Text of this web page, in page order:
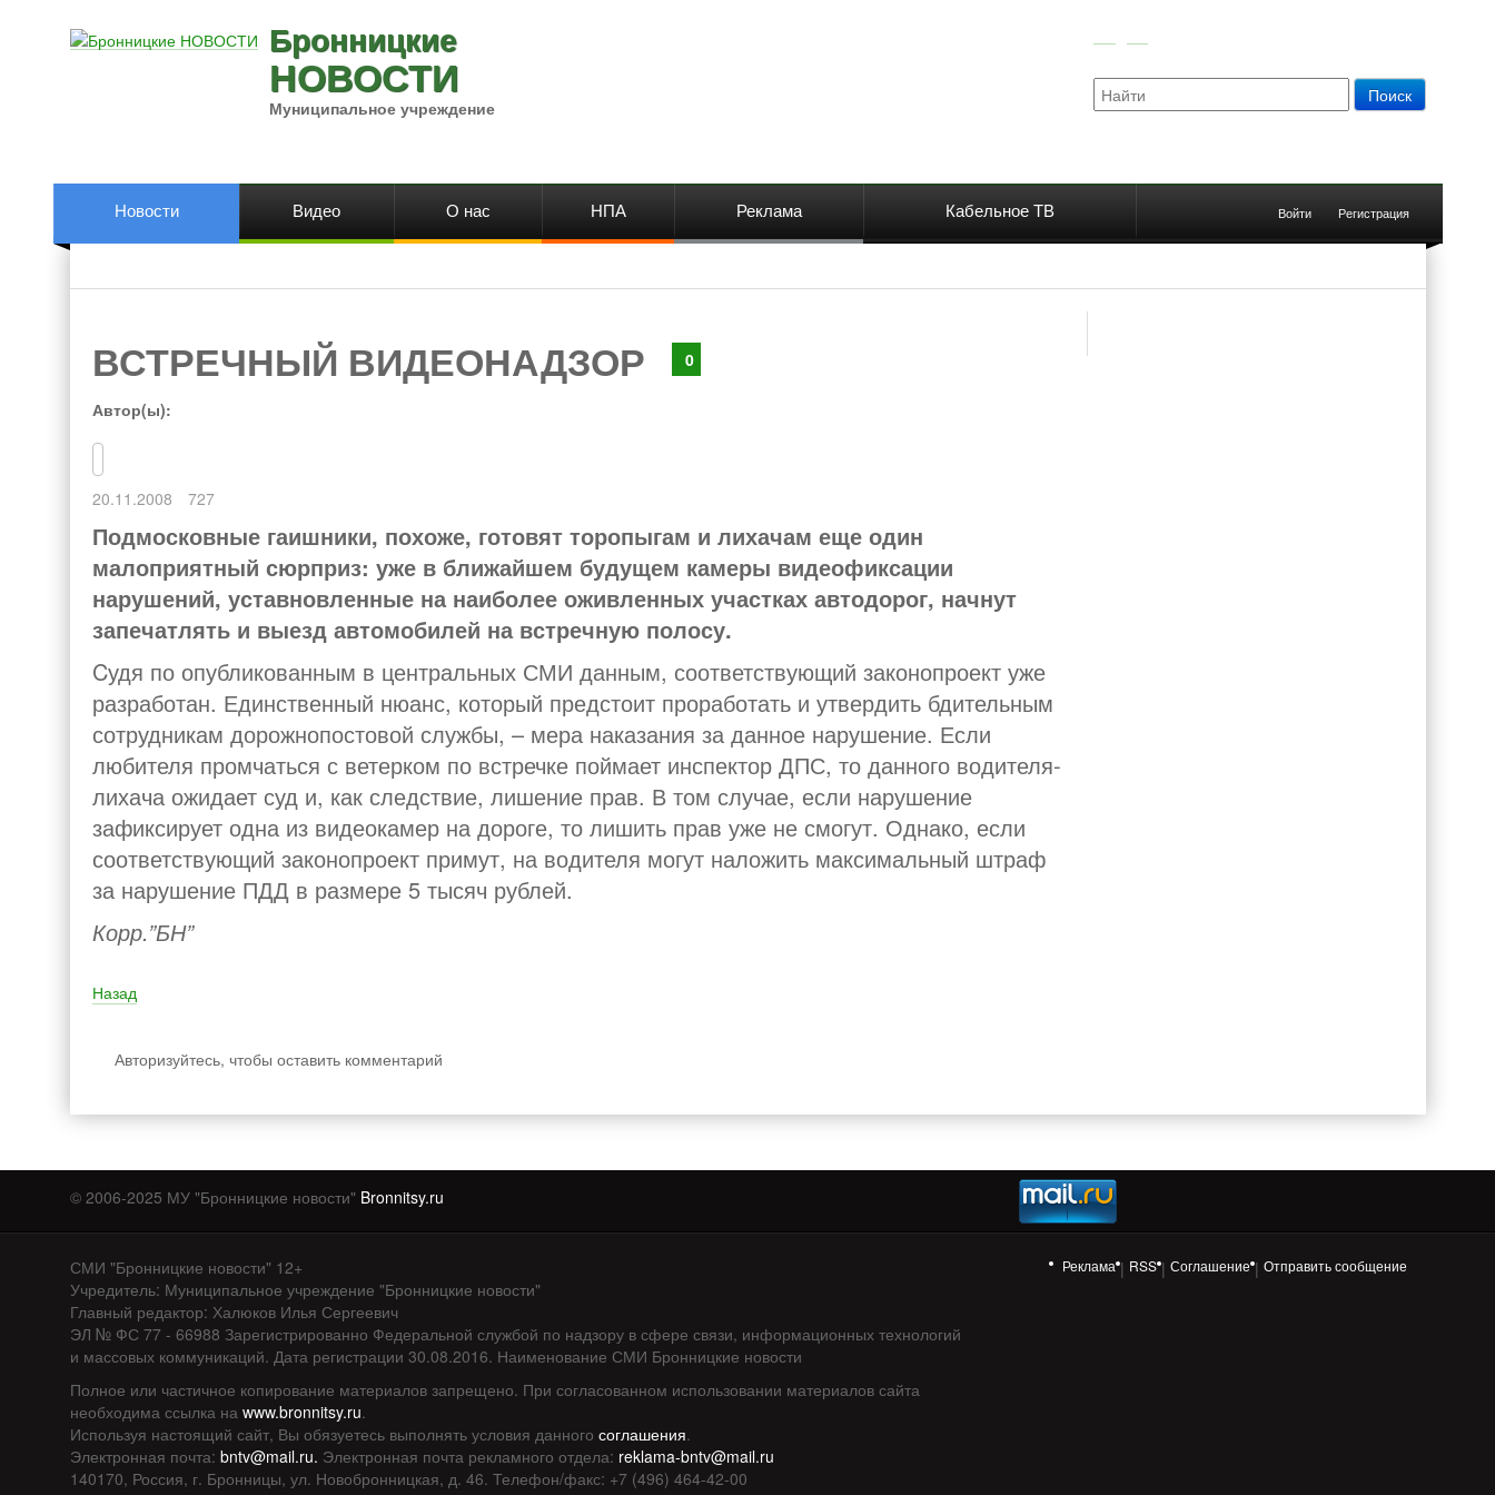
Бронницкие
НОВОСТИ
Муниципальное учреждение
Новости Видео О нас НПА Реклама Кабельное ТВ Войти Регистрация
ВСТРЕЧНЫЙ ВИДЕОНАДЗОР 0
Автор(ы):
20.11.2008 727
Подмосковные гаишники, похоже, готовят торопыгам и лихачам еще один
малоприятный сюрприз: уже в ближайшем будущем камеры видеофиксации
нарушений, уставновленные на наиболее оживленных участках автодорог, начнут
запечатлять и выезд автомобилей на встречную полосу.
Cудя по опубликованным в центральных СМИ данным, соответствующий законопроект уже
разработан. Единственный нюанс, который предстоит проработать и утвердить бдительным
сотрудникам дорожно­постовой службы, – мера наказания за данное нарушение. Если
любителя промчаться с ветерком по встречке поймает инспектор ДПС, то данного водителя­
лихача ожидает суд и, как следствие, лишение прав. В том случае, если нарушение
зафиксирует одна из видеокамер на дороге, то лишить прав уже не смогут. Однако, если
соответствующий законопроект примут, на водителя могут наложить максимальный штраф
за нарушение ПДД в размере 5 тысяч рублей.
Корр.”БН”
Назад
Авторизуйтесь, чтобы оставить комментарий
© 2006-2025 МУ "Бронницкие новости" Bronnitsy.ru
СМИ "Бронницкие новости" 12+
Учредитель: Муниципальное учреждение "Бронницкие новости"
Главный редактор: Халюков Илья Сергеевич
ЭЛ № ФС 77 - 66988 Зарегистрированно Федеральной службой по надзору в сфере связи, информационных технологий
и массовых коммуникаций. Дата регистрации 30.08.2016. Наименование СМИ Бронницкие новости
Полное или частичное копирование материалов запрещено. При согласованном использовании материалов сайта
необходима ссылка на www.bronnitsy.ru.
Используя настоящий сайт, Вы обязуетесь выполнять условия данного соглашения.
Электронная почта: bntv@mail.ru. Электронная почта рекламного отдела: reklama-bntv@mail.ru
140170, Россия, г. Бронницы, ул. Новобронницкая, д. 46. Телефон/факс: +7 (496) 464-42-00
Реклама | RSS | Соглашение | Отправить сообщение